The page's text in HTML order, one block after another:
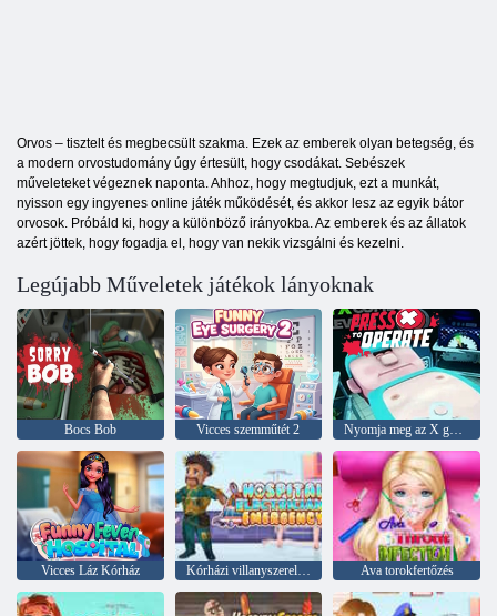
Orvos – tisztelt és megbecsült szakma. Ezek az emberek olyan betegség, és
a modern orvostudomány úgy értesült, hogy csodákat. Sebészek
műveleteket végeznek naponta. Ahhoz, hogy megtudjuk, ezt a munkát,
nyisson egy ingyenes online játék működését, és akkor lesz az egyik bátor
orvosok. Próbáld ki, hogy a különböző irányokba. Az emberek és az állatok
azért jöttek, hogy fogadja el, hogy van nekik vizsgálni és kezelni.
Legújabb Műveletek játékok lányoknak
Bocs Bob Vicces szemműtét 2 Nyomja meg az X gombot a működéshez
Vicces Láz Kórház Kórházi villanyszerelő vészhelyzet Ava torokfertőzés